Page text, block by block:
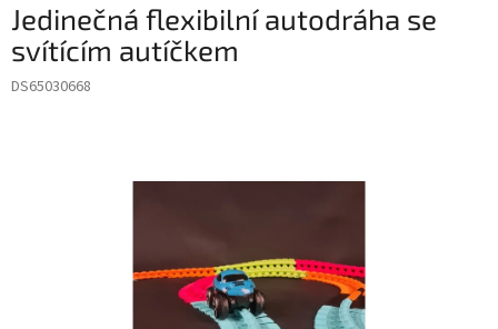
Jedinečná flexibilní autodráha se
svítícím autíčkem
DS65030668